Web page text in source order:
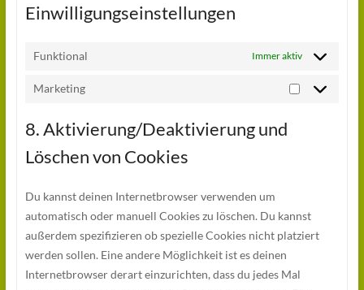
Einwilligungseinstellungen
Funktional Immer aktiv
Marketing
Marketing
8. Aktivierung/Deaktivierung und
Löschen von Cookies
Du kannst deinen Internetbrowser verwenden um
automatisch oder manuell Cookies zu löschen. Du kannst
außerdem spezifizieren ob spezielle Cookies nicht platziert
werden sollen. Eine andere Möglichkeit ist es deinen
Internetbrowser derart einzurichten, dass du jedes Mal